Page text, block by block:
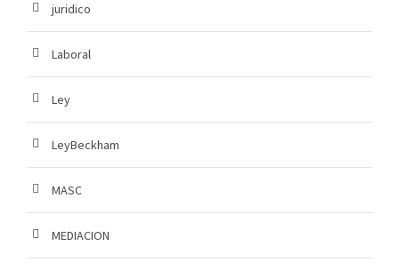
juridico
Laboral
Ley
LeyBeckham
MASC
MEDIACION